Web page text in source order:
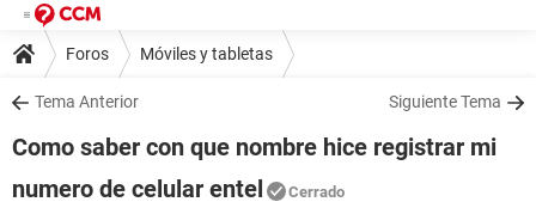
Foros Móviles y tabletas
Tema Anterior Siguiente Tema
Como saber con que nombre hice registrar mi
numero de celular entel
Cerrado